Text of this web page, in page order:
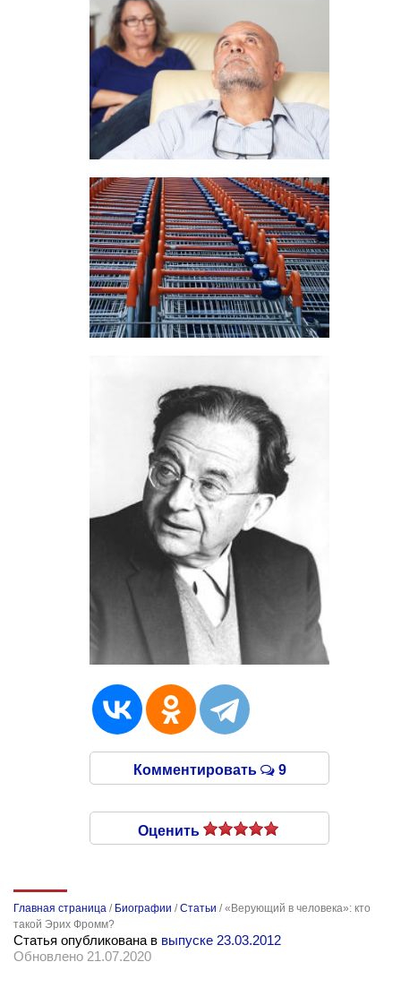
Комментировать 9
Оценить
Главная страница / Биографии /Статьи /«Верующий в человека»: кто
такой Эрих Фромм?
Статья опубликована в выпуске 23.03.2012
Обновлено 21.07.2020